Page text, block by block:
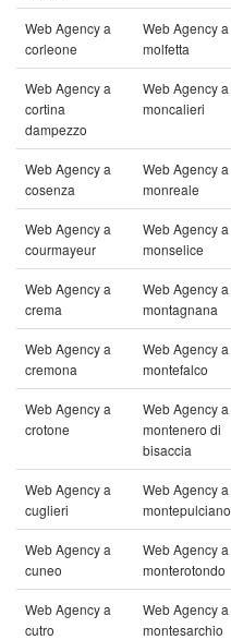
Web Agency a
corleone
Web Agency a
molfetta
Web Agency a
cortina
dampezzo
Web Agency a
moncalieri
Web Agency a
cosenza
Web Agency a
monreale
Web Agency a
courmayeur
Web Agency a
monselice
Web Agency a
crema
Web Agency a
montagnana
Web Agency a
cremona
Web Agency a
montefalco
Web Agency a
crotone
Web Agency a
montenero di
bisaccia
Web Agency a
cuglieri
Web Agency a
montepulciano
Web Agency a
cuneo
Web Agency a
monterotondo
Web Agency a
cutro
Web Agency a
montesarchio